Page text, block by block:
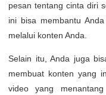
pesan tentang cinta diri
ini bisa membantu
melalui konten Anda.
Selain itu, Anda juga
membuat konten yang
video yang